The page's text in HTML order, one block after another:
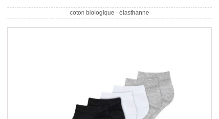
Chaussures & Sacs
Accessoires
coton biologique - élasthanne